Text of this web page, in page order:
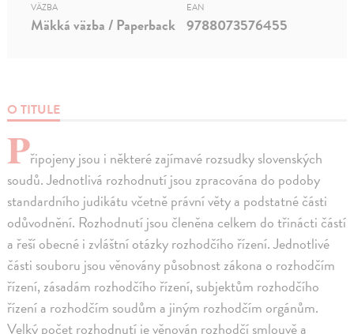
O TITULE
Připojeny jsou i některé zajímavé rozsudky slovenských
soudů. Jednotlivá rozhodnutí jsou zpracována do podoby
standardního judikátu včetně právní věty a podstatné části
odůvodnění. Rozhodnutí jsou členěna celkem do třinácti částí
a řeší obecné i zvláštní otázky rozhodčího řízení. Jednotlivé
části souboru jsou věnovány působnost zákona o rozhodčím
řízení, zásadám rozhodčího řízení, subjektům rozhodčího
řízení a rozhodčím soudům a jiným rozhodčím orgánům.
Velký počet rozhodnutí je věnován rozhodčí smlouvě a
VÄZBA
Mäkká väzba / Paperback
EAN
9788073576455